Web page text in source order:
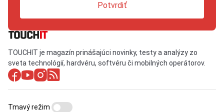
Potvrdiť
TOUCHIT je magazín prinášajúci novinky, testy a analýzy zo
sveta technológií, hardvéru, softvéru či mobilných operátorov.
Tmavý režim